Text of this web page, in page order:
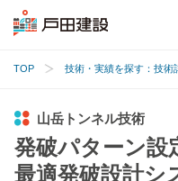
TOP 技術・実績を探す：技術
山岳トンネル技術
発破パターン設
最適発破設計シ